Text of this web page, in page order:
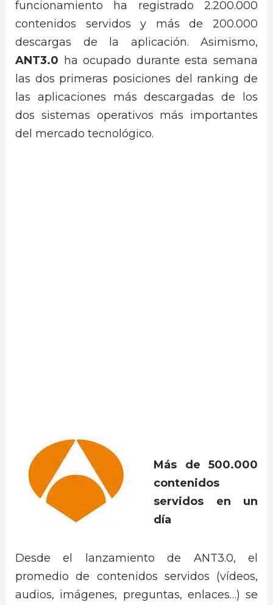
funcionamiento ha registrado 2.200.000
contenidos servidos y más de 200.000
descargas de la aplicación. Asimismo,
ANT3.0 ha ocupado durante esta semana
las dos primeras posiciones del ranking de
las aplicaciones más descargadas de los
dos sistemas operativos más importantes
del mercado tecnológico.
Más de 500.000
contenidos
servidos en un
día
Desde el lanzamiento de ANT3.0, el
promedio de contenidos servidos (vídeos,
audios, imágenes, preguntas, enlaces…) se